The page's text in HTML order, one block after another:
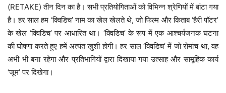
(RETAKE) तीन दिन का है। सभी प्रतियोगिताओं को विभिन्न श्रेणियों में बांटा गया
है। हर साल हम ‘क्विडिच’ नाम का खेल खेलते थे, जो फिल्म और किताब ‘हैरी पॉटर’
के खेल ‘क्विडिच’ पर आधारित था। ‘क्विडिच’ के रूप में एक आश्चर्यजनक घटना
की घोषणा करते हुए हमें अत्यंत खुशी होगी। हर साल ‘क्विडिच’ में जो रोमांच था, वह
अभी भी बना रहेगा और प्रतिभागियों द्वारा दिखाया गया उत्साह और सामूहिक कार्य
‘जूम’ पर दिखेगा।